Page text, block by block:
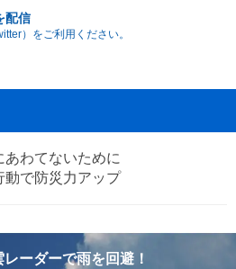
配信
）をご利用ください。
あわてないために
動で防災力アップ
レーダーで雨を回避！